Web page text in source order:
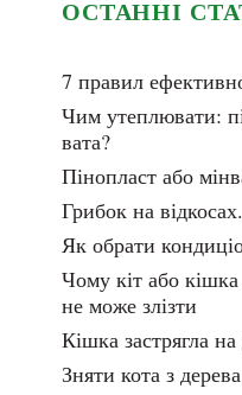
ОСТАННІ
7 правил
Чим утеплювати:
вата?
Пінопласт або
Грибок на
Як обрати
Чому кіт або
не може злізти
Кішка застрягла на
Зняти кота з